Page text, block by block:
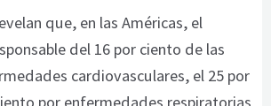
que, en las Américas, el
del 16 por ciento de las
cardiovasculares, el 25 por